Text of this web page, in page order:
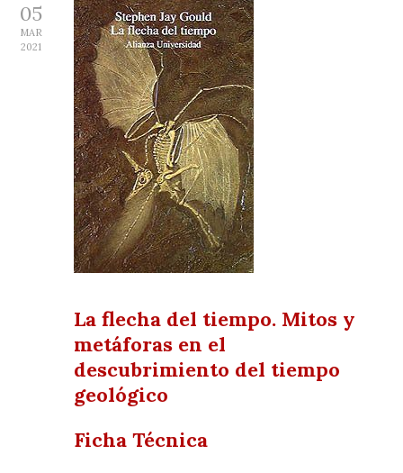
05
MAR
2021
La flecha del tiempo. Mitos y
metáforas en el
descubrimiento del tiempo
geológico
Ficha Técnica